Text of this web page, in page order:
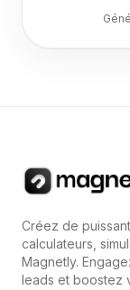
Créez de
calculateurs,
Magnetly.
leads et boostez